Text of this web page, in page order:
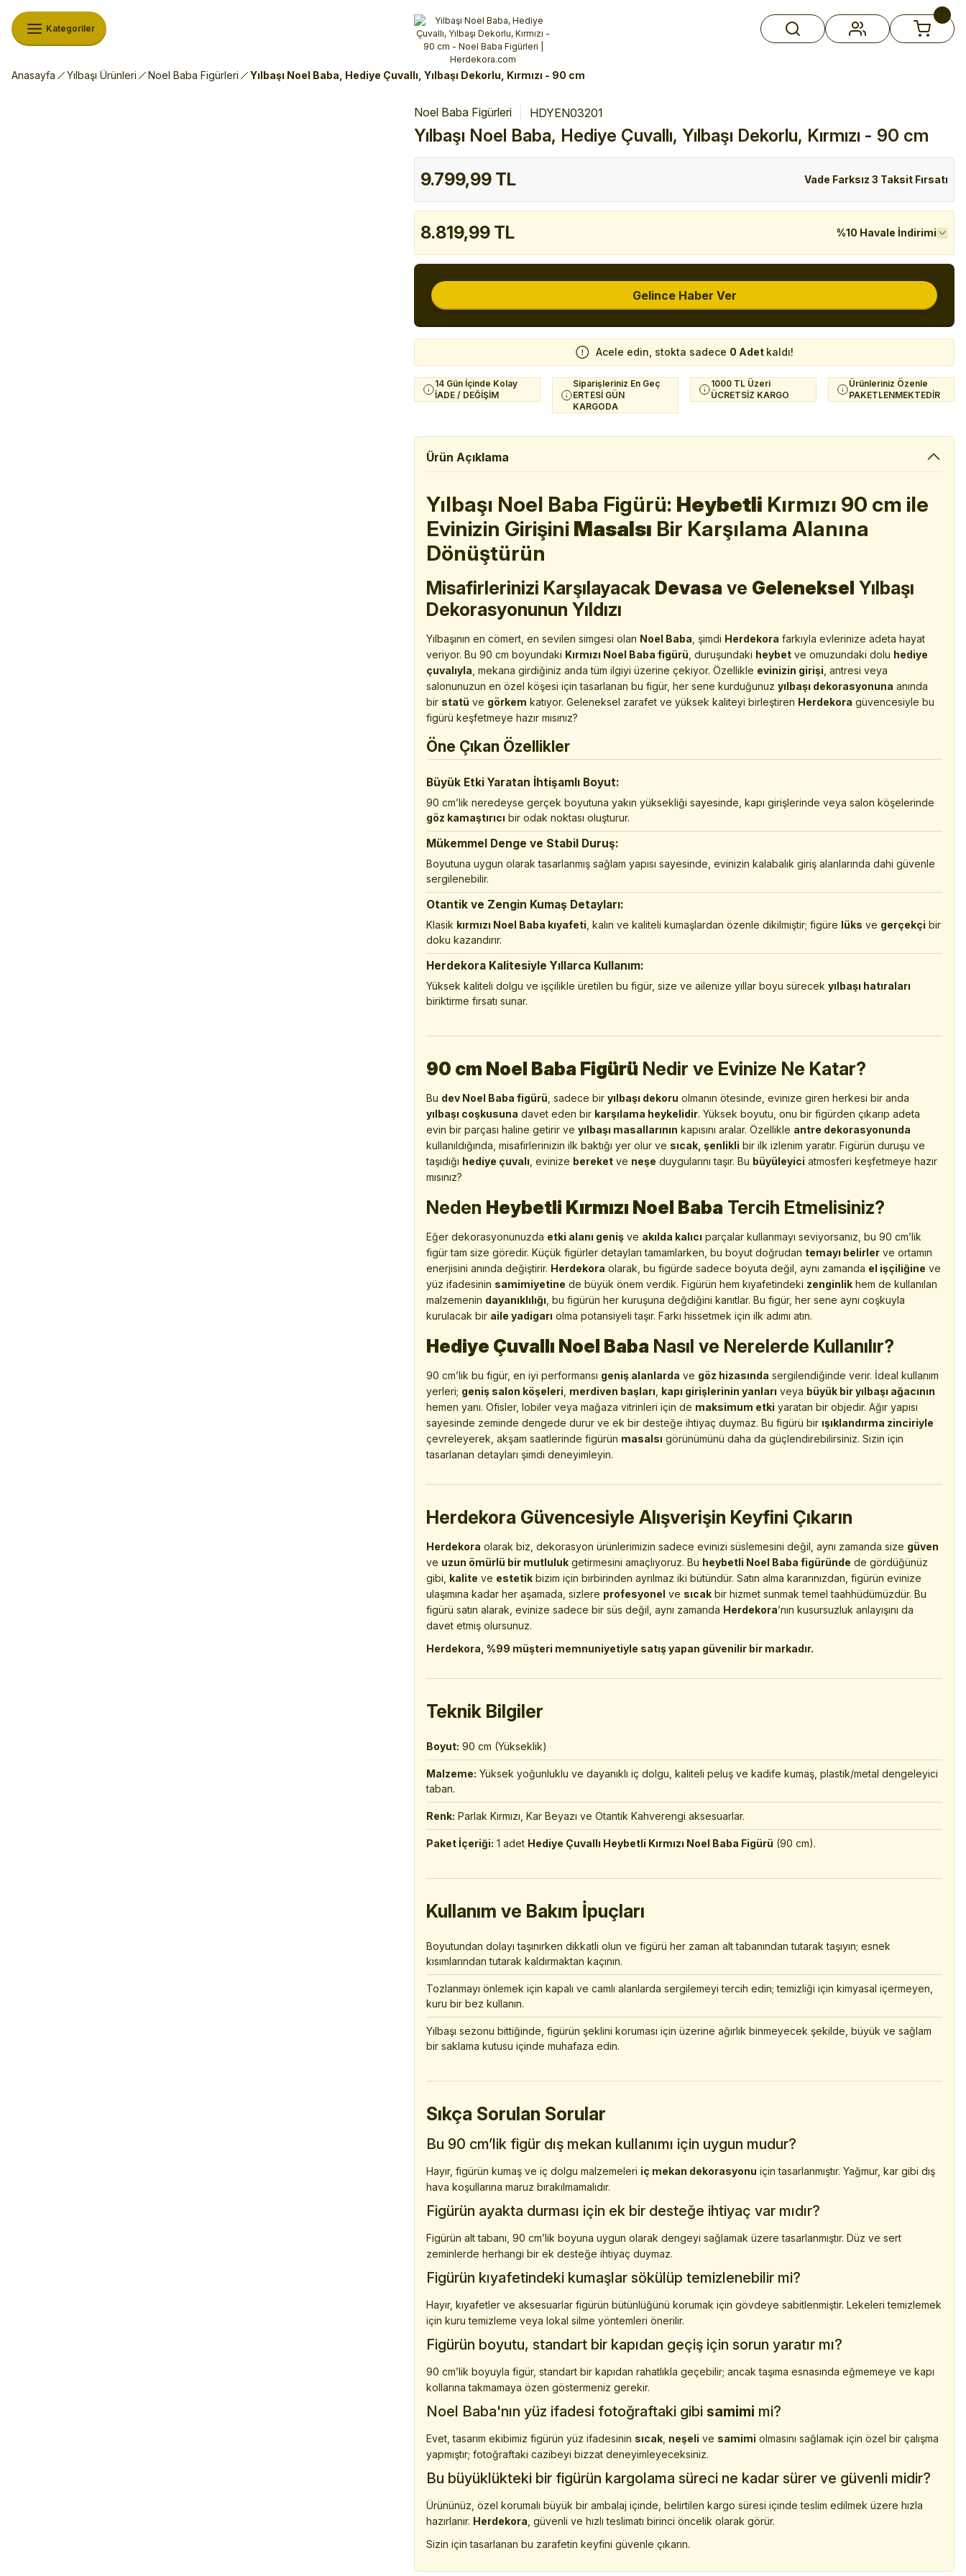
Alışverişlerinizde 3 Taksit Fırsatı! İlk siparişinizi verin!
%10 Havale İndirimiŞimdi Alışveriş yap!
Kategoriler
Anasayfa Yılbaşı Ürünleri Noel Baba Figürleri Yılbaşı Noel Baba, Hediye Çuvallı, Yılbaşı Dekorlu, Kırmızı - 90 cm
Noel Baba Figürleri HDYEN03201
Yılbaşı Noel Baba, Hediye Çuvallı, Yılbaşı Dekorlu, Kırmızı - 90 cm
9.799,99 TL Vade Farksız 3 Taksit Fırsatı
8.819,99 TL %10 Havale İndirimi
Gelince Haber Ver
Acele edin, stokta sadece 0 Adet kaldı!
14 Gün İçinde Kolay
İADE / DEĞİŞİM
Siparişleriniz En Geç
ERTESİ GÜN
KARGODA
1000 TL Üzeri
ÜCRETSİZ KARGO
Ürünleriniz Özenle
PAKETLENMEKTEDİR
Ürün Açıklama
Yılbaşı Noel Baba Figürü: Heybetli Kırmızı 90 cm ile
Evinizin Girişini Masalsı Bir Karşılama Alanına
Dönüştürün
Misafirlerinizi Karşılayacak Devasa ve Geleneksel Yılbaşı
Dekorasyonunun Yıldızı
Yılbaşının en cömert, en sevilen simgesi olan Noel Baba , şimdi Herdekora farkıyla evlerinize adeta hayat
veriyor. Bu 90 cm boyundaki Kırmızı Noel Baba figürü , duruşundaki heybet ve omuzundaki dolu hediye
çuvalıyla , mekana girdiğiniz anda tüm ilgiyi üzerine çekiyor. Özellikle evinizin girişi , antresi veya
salonunuzun en özel köşesi için tasarlanan bu figür, her sene kurduğunuz yılbaşı dekorasyonuna anında
bir statü ve görkem katıyor. Geleneksel zarafet ve yüksek kaliteyi birleştiren Herdekora güvencesiyle bu
figürü keşfetmeye hazır mısınız?
Öne Çıkan Özellikler
Büyük Etki Yaratan İhtişamlı Boyut:
90 cm’lik neredeyse gerçek boyutuna yakın yüksekliği sayesinde, kapı girişlerinde veya salon köşelerinde
göz kamaştırıcı bir odak noktası oluşturur.
Mükemmel Denge ve Stabil Duruş:
Boyutuna uygun olarak tasarlanmış sağlam yapısı sayesinde, evinizin kalabalık giriş alanlarında dahi güvenle
sergilenebilir.
Otantik ve Zengin Kumaş Detayları:
Klasik kırmızı Noel Baba kıyafeti , kalın ve kaliteli kumaşlardan özenle dikilmiştir; figüre lüks ve gerçekçi bir
doku kazandırır.
Herdekora Kalitesiyle Yıllarca Kullanım:
Yüksek kaliteli dolgu ve işçilikle üretilen bu figür, size ve ailenize yıllar boyu sürecek yılbaşı hatıraları
biriktirme fırsatı sunar.
90 cm Noel Baba Figürü Nedir ve Evinize Ne Katar?
Bu dev Noel Baba figürü , sadece bir yılbaşı dekoru olmanın ötesinde, evinize giren herkesi bir anda
yılbaşı coşkusuna davet eden bir karşılama heykelidir. Yüksek boyutu, onu bir figürden çıkarıp adeta
evin bir parçası haline getirir ve yılbaşı masallarının kapısını aralar. Özellikle antre dekorasyonunda
kullanıldığında, misafirlerinizin ilk baktığı yer olur ve sıcak, şenlikli bir ilk izlenim yaratır. Figürün duruşu ve
taşıdığı hediye çuvalı , evinize bereket ve neşe duygularını taşır. Bu büyüleyici atmosferi keşfetmeye hazır
mısınız?
Neden Heybetli Kırmızı Noel Baba Tercih Etmelisiniz?
Eğer dekorasyonunuzda etki alanı geniş ve akılda kalıcı parçalar kullanmayı seviyorsanız, bu 90 cm’lik
figür tam size göredir. Küçük figürler detayları tamamlarken, bu boyut doğrudan temayı belirler ve ortamın
enerjisini anında değiştirir. Herdekora olarak, bu figürde sadece boyuta değil, aynı zamanda el işçiliğine ve
yüz ifadesinin samimiyetine de büyük önem verdik. Figürün hem kıyafetindeki zenginlik hem de kullanılan
malzemenin dayanıklılığı , bu figürün her kuruşuna değdiğini kanıtlar. Bu figür, her sene aynı coşkuyla
kurulacak bir aile yadigarı olma potansiyeli taşır. Farkı hissetmek için ilk adımı atın.
Hediye Çuvallı Noel Baba Nasıl ve Nerelerde Kullanılır?
90 cm’lik bu figür, en iyi performansı geniş alanlarda ve göz hizasında sergilendiğinde verir. İdeal kullanım
yerleri; geniş salon köşeleri merdiven başları kapı girişlerinin yanları veya büyük bir yılbaşı ağacının
hemen yanı. Ofisler, lobiler veya mağaza vitrinleri için de maksimum etki yaratan bir objedir. Ağır yapısı
sayesinde zeminde dengede durur ve ek bir desteğe ihtiyaç duymaz. Bu figürü bir ışıklandırma zinciriyle
çevreleyerek, akşam saatlerinde figürün masalsı görünümünü daha da güçlendirebilirsiniz. Sizin için
tasarlanan detayları şimdi deneyimleyin.
Herdekora Güvencesiyle Alışverişin Keyfini Çıkarın
Herdekora olarak biz, dekorasyon ürünlerimizin sadece evinizi süslemesini değil, aynı zamanda size güven
ve uzun ömürlü bir mutluluk getirmesini amaçlıyoruz. Bu heybetli Noel Baba figüründe de gördüğünüz
gibi, kalite ve estetik bizim için birbirinden ayrılmaz iki bütündür. Satın alma kararınızdan, figürün evinize
ulaşımına kadar her aşamada, sizlere profesyonel ve sıcak bir hizmet sunmak temel taahhüdümüzdür. Bu
figürü satın alarak, evinize sadece bir süs değil, aynı zamanda Herdekora’nın kusursuzluk anlayışını da
davet etmiş olursunuz.
Herdekora, %99 müşteri memnuniyetiyle satış yapan güvenilir bir markadır.
Teknik Bilgiler
Boyut: 90 cm (Yükseklik)
Malzeme: Yüksek yoğunluklu ve dayanıklı iç dolgu, kaliteli peluş ve kadife kumaş, plastik/metal dengeleyici
taban.
Renk: Parlak Kırmızı, Kar Beyazı ve Otantik Kahverengi aksesuarlar.
Paket İçeriği: 1 adet Hediye Çuvallı Heybetli Kırmızı Noel Baba Figürü (90 cm).
Kullanım ve Bakım İpuçları
Boyutundan dolayı taşınırken dikkatli olun ve figürü her zaman alt tabanından tutarak taşıyın; esnek
kısımlarından tutarak kaldırmaktan kaçının.
Tozlanmayı önlemek için kapalı ve camlı alanlarda sergilemeyi tercih edin; temizliği için kimyasal içermeyen,
kuru bir bez kullanın.
Yılbaşı sezonu bittiğinde, figürün şeklini koruması için üzerine ağırlık binmeyecek şekilde, büyük ve sağlam
bir saklama kutusu içinde muhafaza edin.
Sıkça Sorulan Sorular
Bu 90 cm’lik figür dış mekan kullanımı için uygun mudur?
Hayır, figürün kumaş ve iç dolgu malzemeleri iç mekan dekorasyonu için tasarlanmıştır. Yağmur, kar gibi dış
hava koşullarına maruz bırakılmamalıdır.
Figürün ayakta durması için ek bir desteğe ihtiyaç var mıdır?
Figürün alt tabanı, 90 cm’lik boyuna uygun olarak dengeyi sağlamak üzere tasarlanmıştır. Düz ve sert
zeminlerde herhangi bir ek desteğe ihtiyaç duymaz.
Figürün kıyafetindeki kumaşlar sökülüp temizlenebilir mi?
Hayır, kıyafetler ve aksesuarlar figürün bütünlüğünü korumak için gövdeye sabitlenmiştir. Lekeleri temizlemek
için kuru temizleme veya lokal silme yöntemleri önerilir.
Figürün boyutu, standart bir kapıdan geçiş için sorun yaratır mı?
90 cm’lik boyuyla figür, standart bir kapıdan rahatlıkla geçebilir; ancak taşıma esnasında eğmemeye ve kapı
kollarına takmamaya özen göstermeniz gerekir.
Noel Baba'nın yüz ifadesi fotoğraftaki gibi samimi mi?
Evet, tasarım ekibimiz figürün yüz ifadesinin sıcak neşeli ve samimi olmasını sağlamak için özel bir çalışma
yapmıştır; fotoğraftaki cazibeyi bizzat deneyimleyeceksiniz.
Bu büyüklükteki bir figürün kargolama süreci ne kadar sürer ve güvenli midir?
Ürününüz, özel korumalı büyük bir ambalaj içinde, belirtilen kargo süresi içinde teslim edilmek üzere hızla
hazırlanır. Herdekora , güvenli ve hızlı teslimatı birinci öncelik olarak görür.
Sizin için tasarlanan bu zarafetin keyfini güvenle çıkarın.